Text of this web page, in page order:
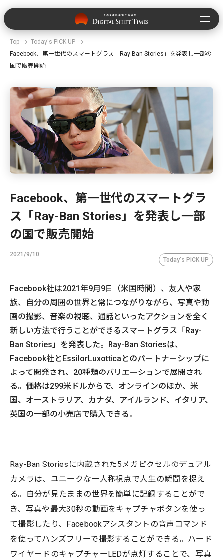
Top
Today's PICK UP
Facebook、第一世代のスマートグラス「Ray-Ban Stories」を発表し一部の
国で販売開始
Facebook、第一世代のスマートグラ
ス「Ray-Ban Stories」を発表し一部
の国で販売開始
2021/9/10
Today's PICK UP
Facebook社は2021年9月9日（米国時間）、友人や家
族、自分の周囲の世界と常につながりながら、写真や動
画の撮影、音楽の視聴、通話といったアクションを全く
新しい方法で行うことができるスマートグラス「Ray-
Ban Stories」を発表した。Ray-Ban Storiesは、
Facebook社とEssilorLuxotticaとのパートナーシップに
よって開発され、20種類のバリエーションで展開され
る。価格は299米ドルからで、オンラインのほか、米
国、オーストラリア、カナダ、アイルランド、イタリア、
英国の一部の小売店で購入できる。
Ray-Ban Storiesに内蔵された5メガピクセルのデュアル
カメラは、ユニークな一人称視点で人生の瞬間を捉え
る。自分が見たままの世界を簡単に記録することがで
き、写真や最大30秒の動画をキャプチャボタンを使っ
て撮影したり、Facebookアシスタントの音声コマンド
を使ってハンズフリーで撮影することができる。ハード
ワイヤードのキャプチャーLEDが点灯することで、写真